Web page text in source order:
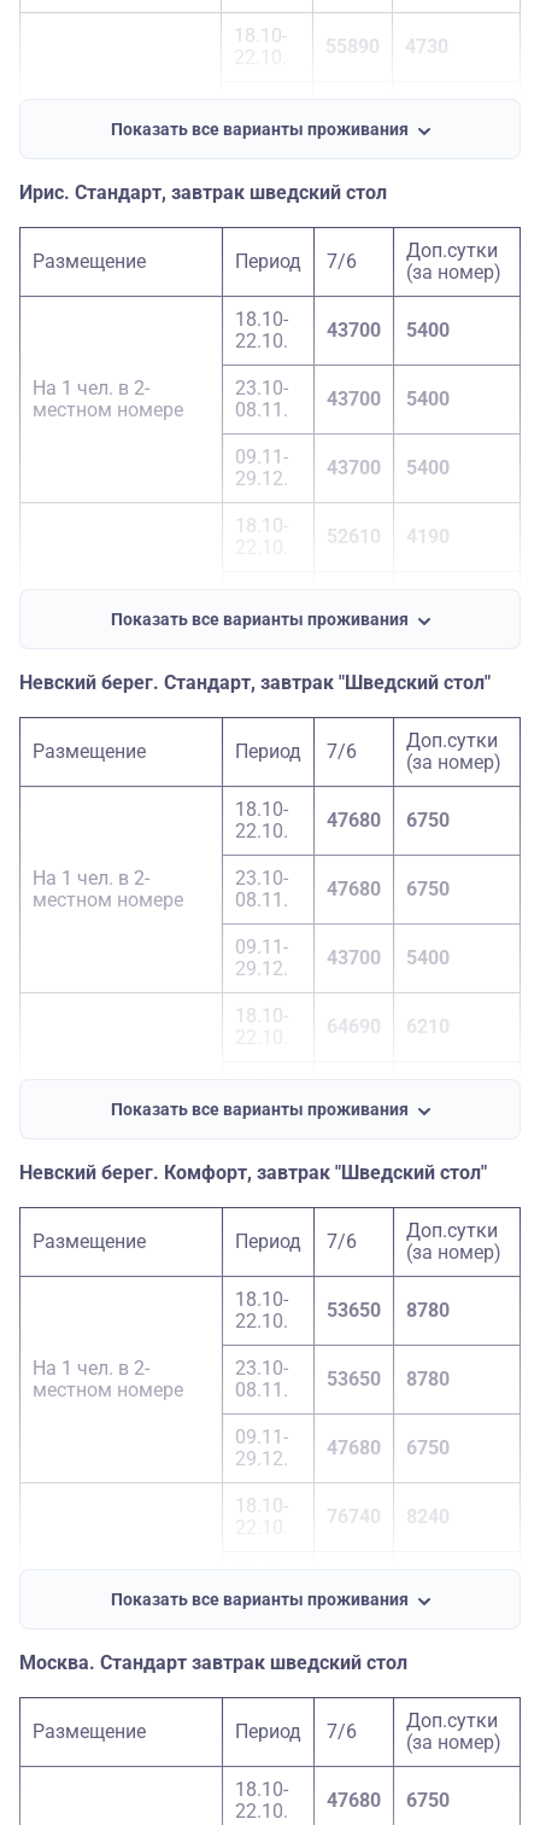
18.10-
22.10.
55890 4730
08.11.
29.12.
51870
22.10.
41710 2370
23.10-
08.11.
42510 2500
09.11-
29.12.
39720 2030
Показать все варианты проживания
Ирис. Стандарт, завтрак шведский стол
Размещение Период 7/6
Доп.сутки
(за номер)
На 1 чел. в 2-
местном номере
18.10-
22.10.
43700 5400
23.10-
08.11.
43700 5400
09.11-
29.12.
43700 5400
18.10-
22.10.
52610 4190
08.11.
29.12.
52610 4190
Показать все варианты проживания
Невский берег. Стандарт, завтрак "Шведский стол"
Размещение Период 7/6
Доп.сутки
(за номер)
На 1 чел. в 2-
местном номере
18.10-
22.10.
47680 6750
23.10-
08.11.
47680 6750
09.11-
29.12.
43700 5400
18.10-
22.10.
64690 6210
08.11.
29.12.
56660 4860
Показать все варианты проживания
Невский берег. Комфорт, завтрак "Шведский стол"
Размещение Период 7/6
Доп.сутки
(за номер)
На 1 чел. в 2-
местном номере
18.10-
22.10.
53650 8780
23.10-
08.11.
53650 8780
09.11-
29.12.
47680 6750
18.10-
22.10.
76740 8240
08.11.
29.12.
64690 6210
22.10.
46150 2700
23.10-
08.11.
46150 2700
Показать все варианты проживания
Москва. Стандарт завтрак шведский стол
Размещение Период 7/6
Доп.сутки
(за номер)
18.10-
22.10.
47680 6750